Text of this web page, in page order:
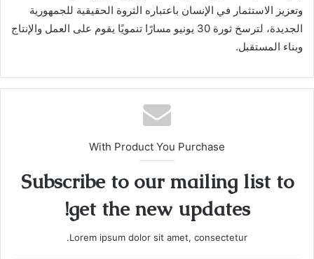
وتعزيز الاستثمار في الإنسان باعتباره الثروة الحقيقية للجمهورية
الجديدة، لترسخ ثورة 30 يونيو مسارًا تنمويًا يقوم على العمل والإنتاج
وبناء المستقبل.
With Product You Purchase
Subscribe to our mailing list to
get the new updates!
Lorem ipsum dolor sit amet, consectetur.